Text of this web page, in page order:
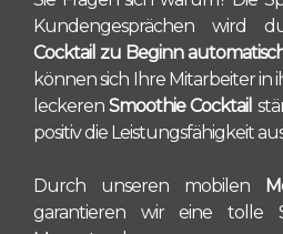
Kundengesprächen wird
Cocktail zu Beginn
können sich Ihre Mitarbeiter in
leckerenSmoothie Cocktail
positiv die Leistungsfähigkeit
Durch unseren mobilen
garantieren wir eine tolle